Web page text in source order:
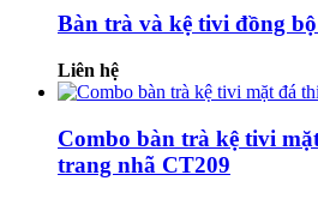
Bàn trà và kệ tivi đồng
Liên hệ
Combo bàn trà kệ tivi
trang nhã CT209